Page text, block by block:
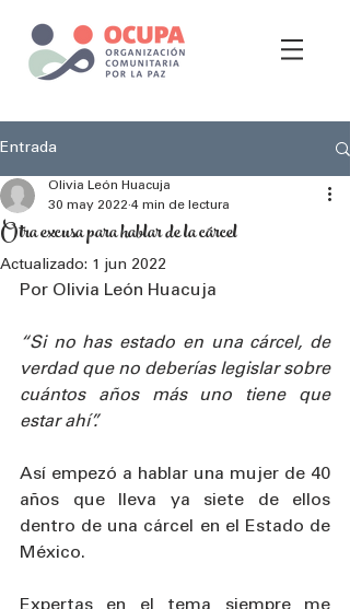
Entrada
Otra excusa para hablar de la cárcel
Olivia León Huacuja
30 may 2022 4 min de lectura
Actualizado: 1 jun 2022
Por Olivia León Huacuja
“Si no has estado en una cárcel, de
verdad que no deberías legislar sobre
cuántos años más uno tiene que
estar ahí”.
Así empezó a hablar una mujer de 40
años que lleva ya siete de ellos
dentro de una cárcel en el Estado de
México.